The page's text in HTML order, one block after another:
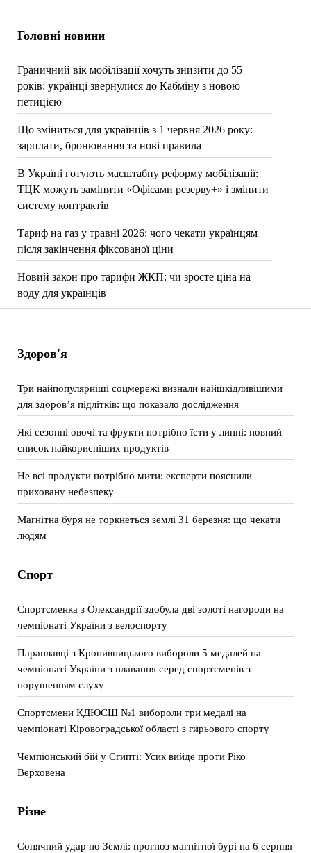
Головні новини
Граничний вік мобілізації хочуть знизити до 55
років: українці звернулися до Кабміну з новою
петицією
Що зміниться для українців з 1 червня 2026 року:
зарплати, бронювання та нові правила
В Україні готують масштабну реформу мобілізації:
ТЦК можуть замінити «Офісами резерву+» і змінити
систему контрактів
Тариф на газ у травні 2026: чого чекати українцям
після закінчення фіксованої ціни
Новий закон про тарифи ЖКП: чи зросте ціна на
воду для українців
Здоров'я
Три найпопулярніші соцмережі визнали найшкідливішими
для здоров’я підлітків: що показало дослідження
Які сезонні овочі та фрукти потрібно їсти у липні: повний
список найкорисніших продуктів
Не всі продукти потрібно мити: експерти пояснили
приховану небезпеку
Магнітна буря не торкнеться землі 31 березня: що чекати
людям
Спорт
Спортсменка з Олександрії здобула дві золоті нагороди на
чемпіонаті України з велоспорту
Параплавці з Кропивницького вибороли 5 медалей на
чемпіонаті України з плавання серед спортсменів з
порушенням слуху
Спортсмени КДЮСШ №1 вибороли три медалі на
чемпіонаті Кіровоградської області з гирьового спорту
Чемпіонський бій у Єгипті: Усик вийде проти Ріко
Верховена
Різне
Сонячний удар по Землі: прогноз магнітної бурі на 6 серпня